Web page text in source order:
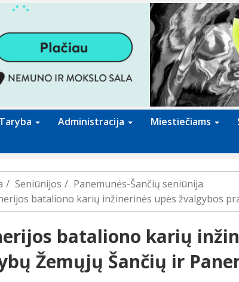
Taryba Administracija Miestiečiams
Seniūnijos
Panemunės-Šančių seniūnija
bataliono karių inžinerinės upės žvalgybos
bataliono karių
Žemųjų Šančių ir